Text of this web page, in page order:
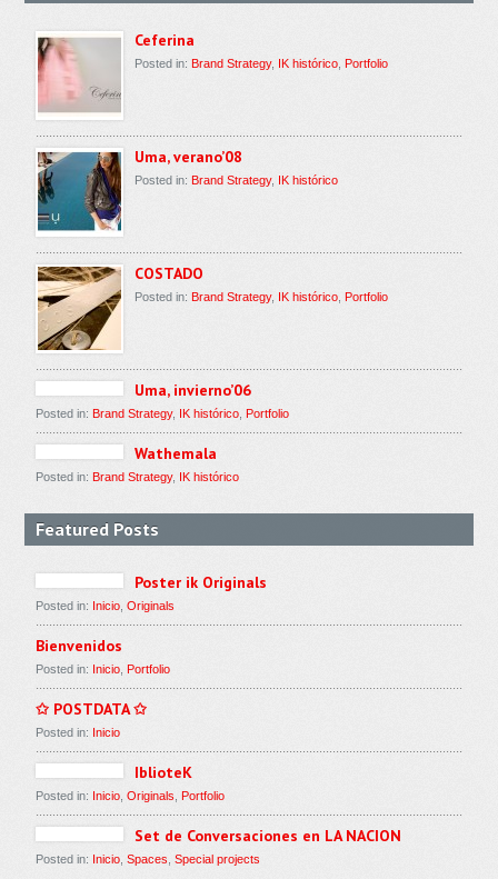
Ceferina
Posted in: Brand Strategy, IK histórico Portfolio
Uma, verano’08
Posted in:Brand Strategy, IK histórico
COSTADO
Posted in:Brand Strategy, IK histórico ,Portfolio
Uma, invierno’06
Posted in: Brand Strategy, IK histórico ,Portfolio
Wathemala
Posted in:Brand Strategy, IK histórico
Featured Posts
Poster ik Originals
Posted in: Inicio ,Originals
Bienvenidos
Posted in: Inicio ,Portfolio
✩ POSTDATA ✩
Posted in: Inicio
IblioteK
Posted in: Inicio ,Originals ,Portfolio
Set de Conversaciones en LA NACION
Posted in: Inicio ,Spaces ,Special projects